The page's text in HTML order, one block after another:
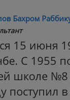
Бахром
15 июня
С 1955
школе
поступил